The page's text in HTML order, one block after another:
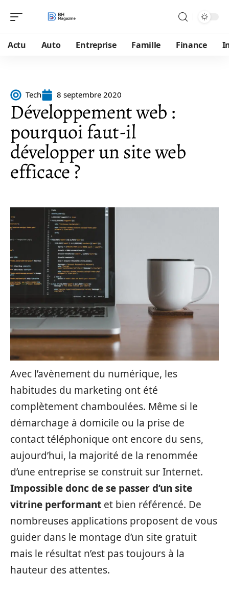
Actu Auto Entreprise Famille Finance
Tech 8 septembre 2020
Développement web :
pourquoi faut-il
développer un site web
efficace ?
Avec l’avènement du numérique, les
habitudes du marketing ont été
complètement chamboulées. Même si le
démarchage à domicile ou la prise de
contact téléphonique ont encore du sens,
aujourd’hui, la majorité de la renommée
d’une entreprise se construit sur Internet.
Impossible donc de se passer d’un site
vitrine performant et bien référencé. De
nombreuses applications proposent de vous
guider dans le montage d’un site gratuit
mais le résultat n’est pas toujours à la
hauteur des attentes.